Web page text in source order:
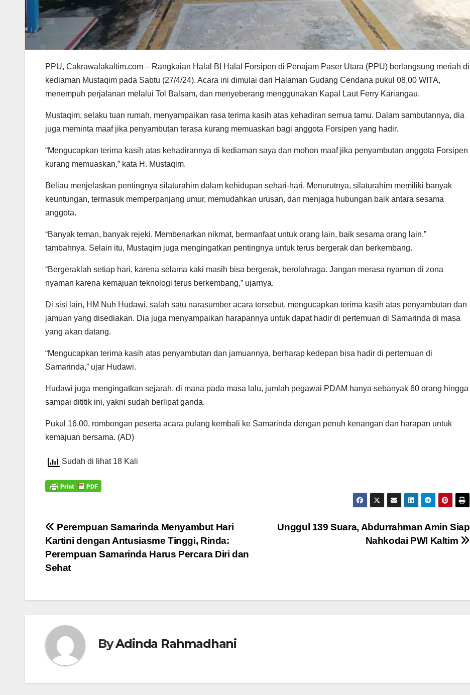
PPU, Cakrawalakaltim.com – Rangkaian Halal BI Halal Forsipen di Penajam Paser Utara (PPU) berlangsung meriah di
kediaman Mustaqim pada Sabtu (27/4/24). Acara ini dimulai dari Halaman Gudang Cendana pukul 08.00 WITA,
menempuh perjalanan melalui Tol Balsam, dan menyeberang menggunakan Kapal Laut Ferry Kariangau.
Mustaqim, selaku tuan rumah, menyampaikan rasa terima kasih atas kehadiran semua tamu. Dalam sambutannya, dia
juga meminta maaf jika penyambutan terasa kurang memuaskan bagi anggota Forsipen yang hadir.
“Mengucapkan terima kasih atas kehadirannya di kediaman saya dan mohon maaf jika penyambutan anggota Forsipen
kurang memuaskan,” kata H. Mustaqim.
Beliau menjelaskan pentingnya silaturahim dalam kehidupan sehari-hari. Menurutnya, silaturahim memiliki banyak
keuntungan, termasuk memperpanjang umur, memudahkan urusan, dan menjaga hubungan baik antara sesama
anggota.
“Banyak teman, banyak rejeki. Membenarkan nikmat, bermanfaat untuk orang lain, baik sesama orang lain,”
tambahnya. Selain itu, Mustaqim juga mengingatkan pentingnya untuk terus bergerak dan berkembang.
“Bergeraklah setiap hari, karena selama kaki masih bisa bergerak, berolahraga. Jangan merasa nyaman di zona
nyaman karena kemajuan teknologi terus berkembang,” ujarnya.
Di sisi lain, HM Nuh Hudawi, salah satu narasumber acara tersebut, mengucapkan terima kasih atas penyambutan dan
jamuan yang disediakan. Dia juga menyampaikan harapannya untuk dapat hadir di pertemuan di Samarinda di masa
yang akan datang.
“Mengucapkan terima kasih atas penyambutan dan jamuannya, berharap kedepan bisa hadir di pertemuan di
Samarinda,” ujar Hudawi.
Hudawi juga mengingatkan sejarah, di mana pada masa lalu, jumlah pegawai PDAM hanya sebanyak 60 orang hingga
sampai dititik ini, yakni sudah berlipat ganda.
Pukul 16.00, rombongan peserta acara pulang kembali ke Samarinda dengan penuh kenangan dan harapan untuk
kemajuan bersama. (AD)
Sudah di lihat 18 Kali
Navigasi
pos
Unggul 139 Suara, Abdurrahman Amin Siap
Nahkodai PWI Kaltim
Perempuan Samarinda Menyambut Hari
Kartini dengan Antusiasme Tinggi, Rinda:
Perempuan Samarinda Harus Percara Diri dan
Sehat
ByAdinda Rahmadhani